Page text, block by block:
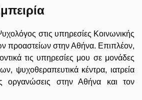
στις υπηρεσίες Κοινωνικής
προαστείων στην Αθήνα. Επιπλέον,
τις υπηρεσίες μου σε μονάδες
ψυχοθεραπευτικά κέντρα, ιατρεία
οργανώσεις στην Αθήνα και τον